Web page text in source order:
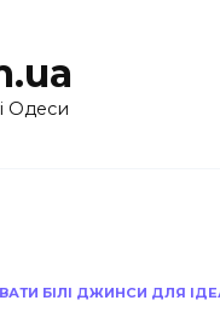
Одеси
БІЛІ ДЖИНСИ ДЛЯ